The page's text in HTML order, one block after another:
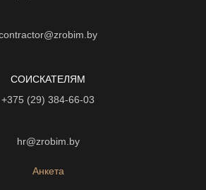
СОИСКАТЕЛЯМ
+375 (29) 384-66-03
hr@zrobim.by
Анкета